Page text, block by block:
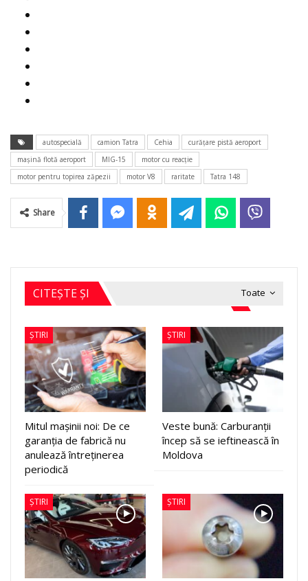
autospecială camion Tatra Cehia
curățare pistă aeroport
mașină flotă aeroport
MIG-15
motor cu reacție
motor pentru topirea zăpezii
motor V8 raritate Tatra 148
Share
Toate
CITEȘTE ȘI
ȘTIRI
Mitul mașinii noi: De ce
garanția de fabrică nu
anulează întreținerea
periodică
ȘTIRI
Veste bună: Carburanții
încep să se ieftinească în
Moldova
ȘTIRI ȘTIRI